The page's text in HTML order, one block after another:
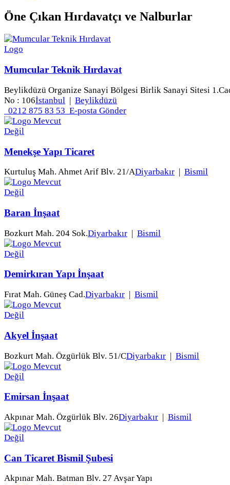
Öne Çıkan Hırdavatçı ve Nalburlar
Mumcular Teknik Hırdavat
Beylikdüzü Organize Sanayi Bölgesi Birlik Sanayi Sitesi
No : 106İstanbul | Beylikdüzü
0212 875 83 53 E-posta Gönder
Menekşe Yapı Ticaret
Kurtuluş Mah. Ahmet Arif Blv. 21/ADiyarbakır Bismil
Baran İnşaat
Bozkurt Mah. 204 Sok.Diyarbakır | Bismil
Demirkıran Yapı İnşaat
Fırat Mah. Güneş Cad.Diyarbakır | Bismil
Akyel İnşaat
Bozkurt Mah. Özgürlük Blv. 51/CDiyarbakır | Bismil
Emirsan İnşaat
Akpınar Mah. Özgürlük Blv. 26Diyarbakır | Bismil
Can Ticaret Bismil Şubesi
Akpınar Mah. Batman Blv. 27 Avşar Yapı